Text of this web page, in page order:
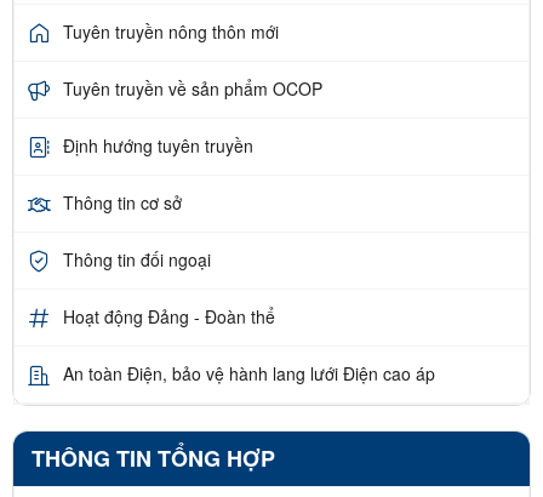
Tuyên truyền nông thôn mới
Tuyên truyền về sản phẩm OCOP
Định hướng tuyên truyền
Thông tin cơ sở
Thông tin đối ngoại
Hoạt động Đảng - Đoàn thể
An toàn Điện, bảo vệ hành lang lưới Điện cao áp
THÔNG TIN TỔNG HỢP